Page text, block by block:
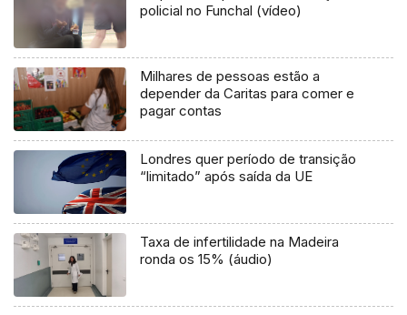
policial no Funchal (vídeo)
Milhares de pessoas estão a
depender da Caritas para comer e
pagar contas
Londres quer período de transição
“limitado” após saída da UE
Taxa de infertilidade na Madeira
ronda os 15% (áudio)